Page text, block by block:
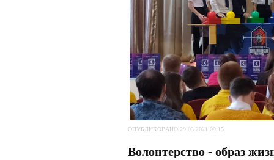
ОПУБЛИКОВАНО 29.03.2021 09:15
Волонтерство - образ